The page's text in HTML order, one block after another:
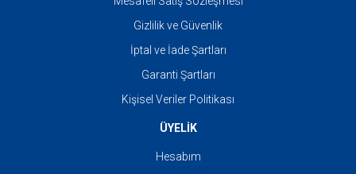
Gizlilik ve Güvenlik
İptal ve İade Şartları
Garanti Şartları
Kişisel Veriler Politikası
ÜYELİK
Hesabım